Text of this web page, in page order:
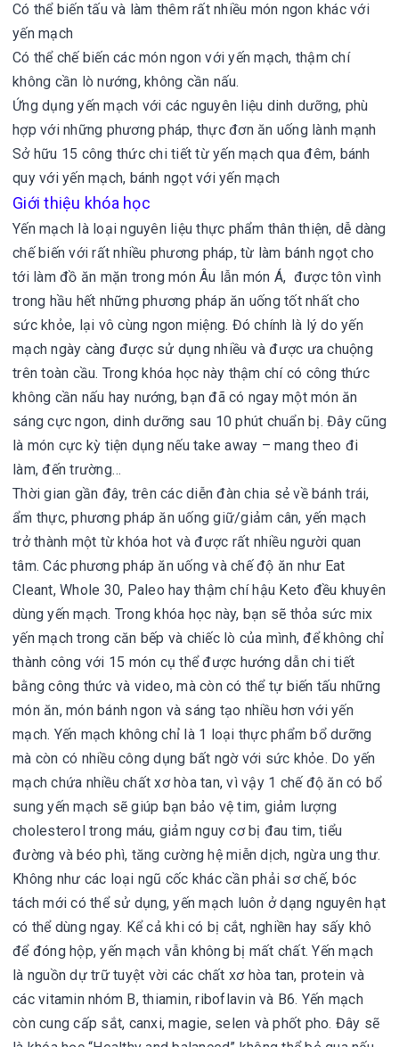
Có thể biến tấu và làm thêm rất nhiều món ngon khác với
yến mạch
Có thể chế biến các món ngon với yến mạch, thậm chí
không cần lò nướng, không cần nấu.
Ứng dụng yến mạch với các nguyên liệu dinh dưỡng, phù
hợp với những phương pháp, thực đơn ăn uống lành mạnh
Sở hữu 15 công thức chi tiết từ yến mạch qua đêm, bánh
quy với yến mạch, bánh ngọt với yến mạch
Giới thiệu khóa học
Yến mạch là loại nguyên liệu thực phẩm thân thiện, dễ dàng
chế biến với rất nhiều phương pháp, từ làm bánh ngọt cho
tới làm đồ ăn mặn trong món Âu lẫn món Á, được tôn vình
trong hầu hết những phương pháp ăn uống tốt nhất cho
sức khỏe, lại vô cùng ngon miệng. Đó chính là lý do yến
mạch ngày càng được sử dụng nhiều và được ưa chuộng
trên toàn cầu. Trong khóa học này thậm chí có công thức
không cần nấu hay nướng, bạn đã có ngay một món ăn
sáng cực ngon, dinh dưỡng sau 10 phút chuẩn bị. Đây cũng
là món cực kỳ tiện dụng nếu take away – mang theo đi
làm, đến trường…
Thời gian gần đây, trên các diễn đàn chia sẻ về bánh trái,
ẩm thực, phương pháp ăn uống giữ/giảm cân, yến mạch
trở thành một từ khóa hot và được rất nhiều người quan
tâm. Các phương pháp ăn uống và chế độ ăn như Eat
Cleant, Whole 30, Paleo hay thậm chí hậu Keto đều khuyên
dùng yến mạch. Trong khóa học này, bạn sẽ thỏa sức mix
yến mạch trong căn bếp và chiếc lò của mình, để không chỉ
thành công với 15 món cụ thể được hướng dẫn chi tiết
bằng công thức và video, mà còn có thể tự biến tấu những
món ăn, món bánh ngon và sáng tạo nhiều hơn với yến
mạch. Yến mạch không chỉ là 1 loại thực phẩm bổ dưỡng
mà còn có nhiều công dụng bất ngờ với sức khỏe. Do yến
mạch chứa nhiều chất xơ hòa tan, vì vậy 1 chế độ ăn có bổ
sung yến mạch sẽ giúp bạn bảo vệ tim, giảm lượng
cholesterol trong máu, giảm nguy cơ bị đau tim, tiểu
đường và béo phì, tăng cường hệ miễn dịch, ngừa ung thư.
Không như các loại ngũ cốc khác cần phải sơ chế, bóc
tách mới có thể sử dụng, yến mạch luôn ở dạng nguyên hạt
có thể dùng ngay. Kể cả khi có bị cắt, nghiền hay sấy khô
để đóng hộp, yến mạch vẫn không bị mất chất. Yến mạch
là nguồn dự trữ tuyệt vời các chất xơ hòa tan, protein và
các vitamin nhóm B, thiamin, riboflavin và B6. Yến mạch
còn cung cấp sắt, canxi, magie, selen và phốt pho. Đây sẽ